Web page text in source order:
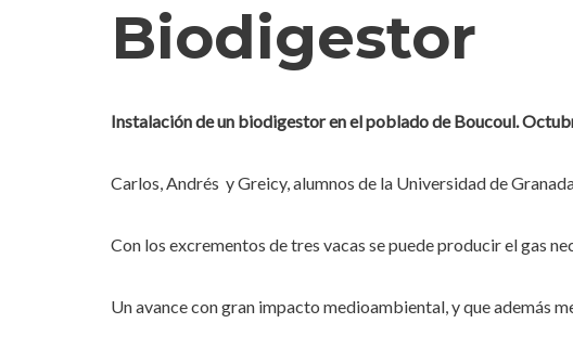
Biodigestor
Instalación de un biodigestor en el poblado de Boucoul.
Carlos, Andrés y Greicy, alumnos de la Universidad de
Con los excrementos de tres vacas se puede producir el gas
Un avance con gran impacto medioambiental, y que además